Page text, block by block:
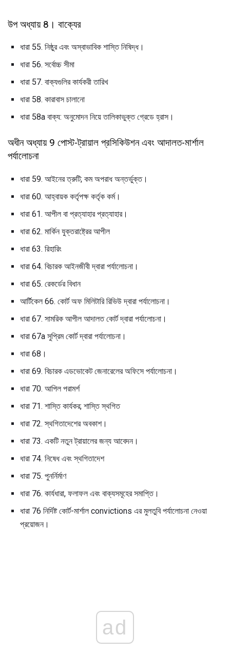
উপ অধ্যায় 8। বাক্যের
ধারা 55. নিষ্ঠুর এবং অস্বাভাবিক শাস্তি নিষিদ্ধ।
ধারা 56. সর্বোচ্চ সীমা
ধারা 57. বাক্যগুলির কার্যকরী তারিখ
ধারা 58. কারাবাস চালানো
ধারা 58a বাক্য: অনুমোদন নিয়ে তালিকাভুক্ত গ্রেডে হ্রাস।
অধীন অধ্যায় 9 পোস্ট-ট্রায়াল প্রসিকিউশন এবং আদালত-মার্শাল
পর্যালোচনা
ধারা 59. আইনের ত্রুটি; কম অপরাধ অন্তর্ভুক্ত।
ধারা 60. আহ্বায়ক কর্তৃপক্ষ কর্তৃক কর্ম।
ধারা 61. আপীল বা প্রত্যাহার প্রত্যাহার।
ধারা 62. মার্কিন যুক্তরাষ্ট্রের আপীল
ধারা 63. রিহারিং
ধারা 64. বিচারক আইনজীবী দ্বারা পর্যালোচনা।
ধারা 65. রেকর্ডের বিধান
আর্টিকেল 66. কোর্ট অফ মিলিটারি রিভিউ দ্বারা পর্যালোচনা।
ধারা 67. সামরিক আপীল আদালত কোর্ট দ্বারা পর্যালোচনা।
ধারা 67a সুপ্রিম কোর্ট দ্বারা পর্যালোচনা।
ধারা 68।
ধারা 69. বিচারক এডভোকেট জেনারেলের অফিসে পর্যালোচনা।
ধারা 70. আপিল পরামর্শ
ধারা 71. শাস্তি কার্যকর; শাস্তি স্থগিত
ধারা 72. স্থগিতাদেশের অবকাশ।
ধারা 73. একটি নতুন ট্রায়ালের জন্য আবেদন।
ধারা 74. নিষেধ এবং স্থগিতাদেশ
ধারা 75. পুনর্নির্মাণ
ধারা 76. কার্যধারা, ফলাফল এবং বাক্যসমূহের সমাপ্তি।
ধারা 76 নির্দিষ্ট কোর্ট-মার্শাল convictions এর মুলতুবি পর্যালোচনা নেওয়া
প্রয়োজন।
ad